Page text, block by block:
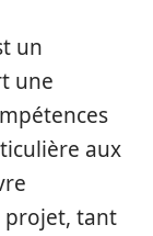
un
une
aux
projet, tant